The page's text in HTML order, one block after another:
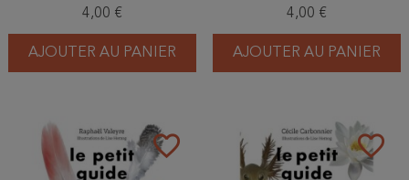
4,00 €
AJOUTER AU PANIER
4,00 €
AJOUTER AU PANIER
favorite_border favorite_border